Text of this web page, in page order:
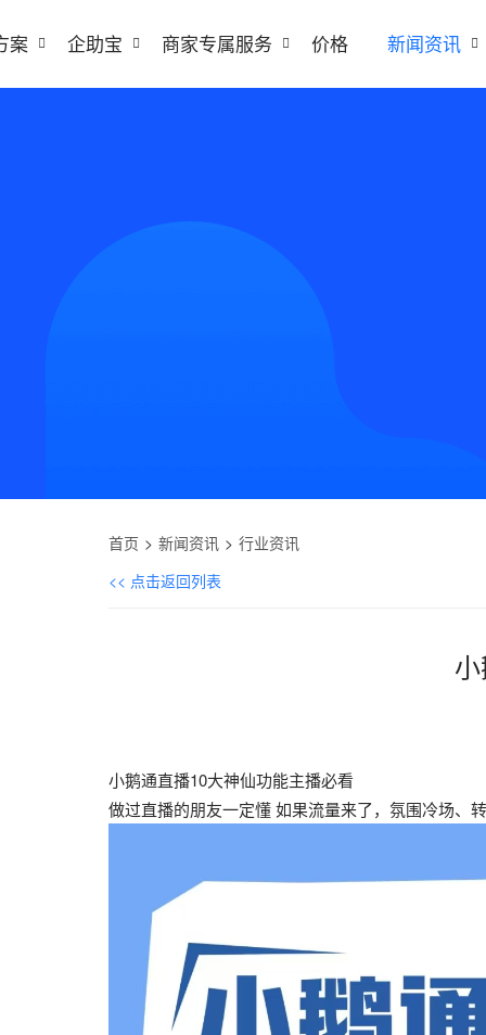
案 企助宝 商家专属服务 价格 新闻资讯
首页 新闻资讯
行业资讯
<< 点击返回列表
小鹅通直播10大神仙功能主播必看
做过直播的朋友一定懂 如果流量来了，氛围冷场、